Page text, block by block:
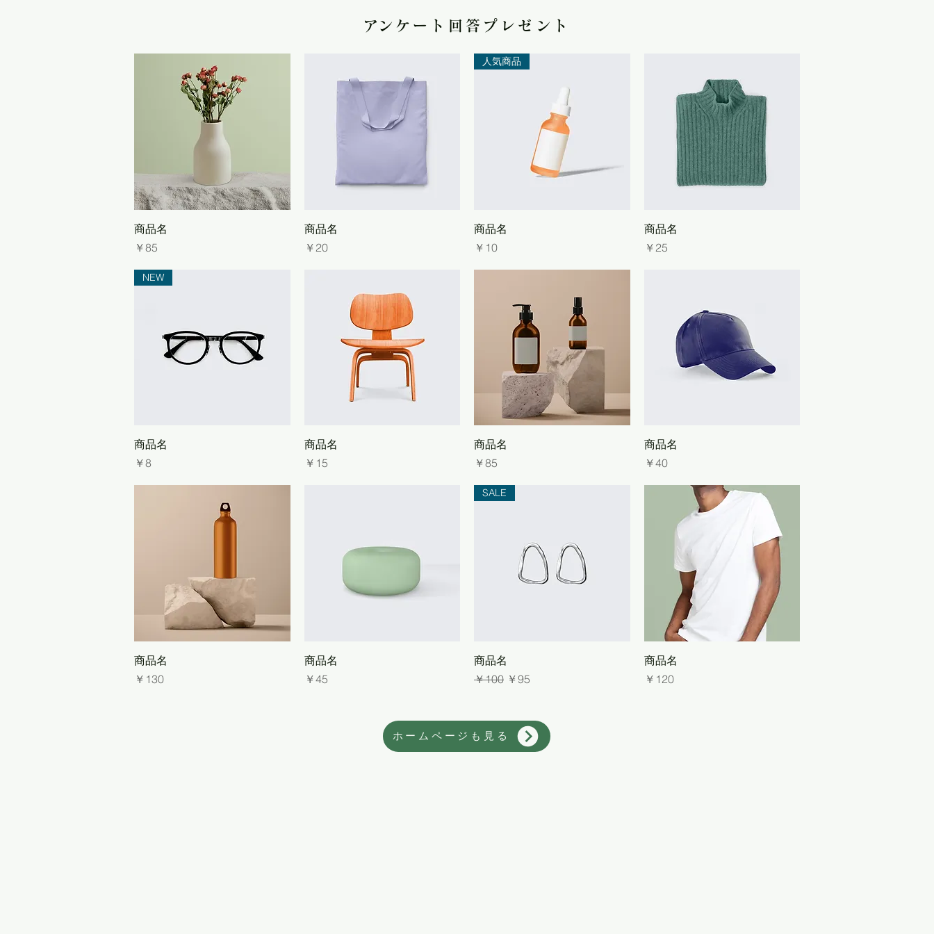
​アンケート回答プレゼント
商品名
価格
￥85
商品名
価格
￥20
人気商品
商品名
価格
￥10
商品名
価格
￥25
NEW
商品名
価格
￥8
商品名
価格
￥15
商品名
価格
￥85
商品名
価格
￥40
商品名
価格
￥130
商品名
価格
￥45
SALE
商品名
通常価格
￥100 セール価格
￥95
商品名
価格
￥120
ホームページも見る